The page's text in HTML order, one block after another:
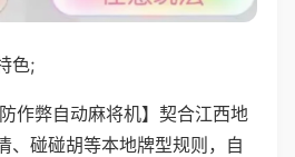
色;
防作弊自动麻将机】契合江西地
、碰碰胡等本地牌型规则，自